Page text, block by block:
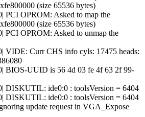
(size 65536 bytes)
PCI OPROM: Asked to map the
(size 65536 bytes)
PCI OPROM: Asked to unmap the
VIDE: Curr CHS info cyls: 17475 heads:
BIOS-UUID is 56 4d 03 fe 4f 63 2f 99-
DISKUTIL: ide0:0 : toolsVersion = 6404
DISKUTIL: ide0:0 : toolsVersion = 6404
update request in VGA_Expose